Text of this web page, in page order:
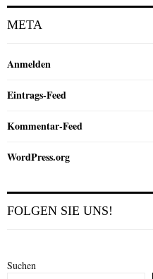
META
Anmelden
Eintrags-Feed
Kommentar-Feed
WordPress.org
FOLGEN SIE UNS!
Suchen